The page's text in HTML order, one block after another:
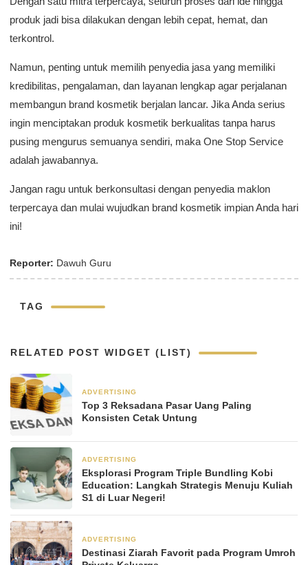
produk jadi bisa dilakukan dengan lebih cepat, hemat, dan
terkontrol.
Namun, penting untuk memilih penyedia jasa yang memiliki
kredibilitas, pengalaman, dan layanan lengkap agar perjalanan
membangun brand kosmetik berjalan lancar. Jika Anda serius
ingin menciptakan produk kosmetik berkualitas tanpa harus
pusing mengurus semuanya sendiri, maka One Stop Service
adalah jawabannya.
Jangan ragu untuk berkonsultasi dengan penyedia maklon
terpercaya dan mulai wujudkan brand kosmetik impian Anda hari
ini!
Reporter: Dawuh Guru
TAG
RELATED POST WIDGET (LIST)
ADVERTISING
Top 3 Reksadana Pasar Uang Paling
Konsisten Cetak Untung
ADVERTISING
Eksplorasi Program Triple Bundling Kobi
Education: Langkah Strategis Menuju Kuliah
S1 di Luar Negeri!
ADVERTISING
Destinasi Ziarah Favorit pada Program Umroh